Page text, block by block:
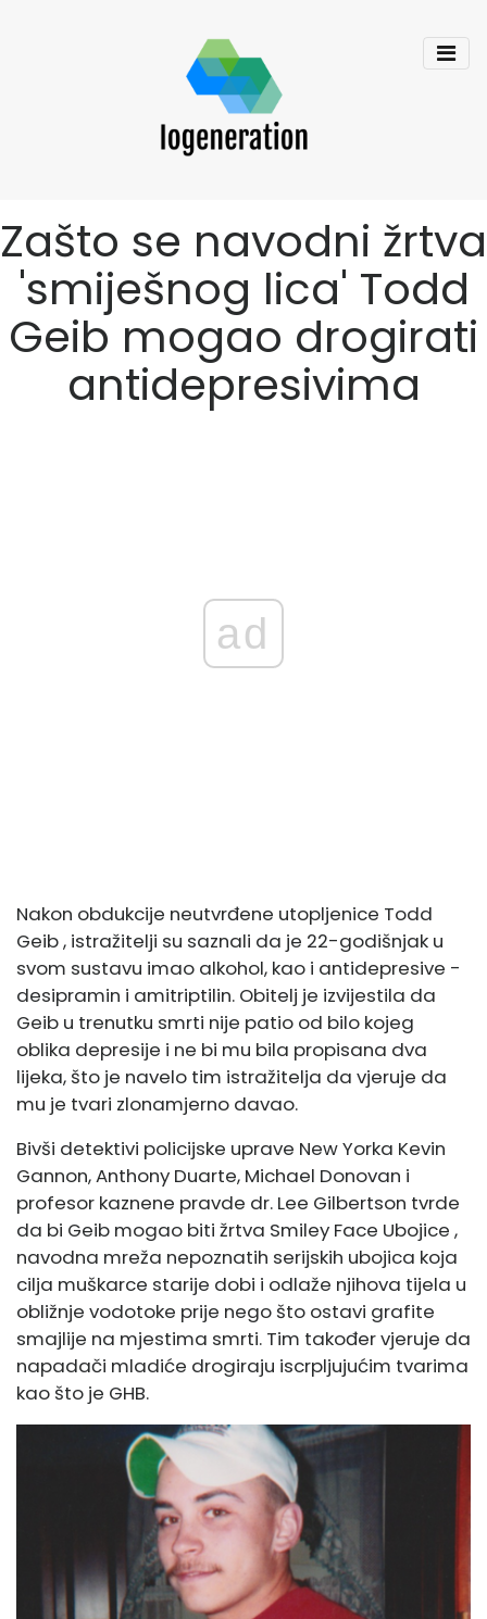
Zašto se navodni žrtva
'smiješnog lica' Todd
Geib mogao drogirati
antidepresivima
ad
Nakon obdukcije neutvrđene utopljenice Todd
Geib, istražitelji su saznali da je 22-godišnjak u
svom sustavu imao alkohol, kao i antidepresive -
desipramin i amitriptilin. Obitelj je izvijestila da
Geib u trenutku smrti nije patio od bilo kojeg
oblika depresije i ne bi mu bila propisana dva
lijeka, što je navelo tim istražitelja da vjeruje da
mu je tvari zlonamjerno davao.
Bivši detektivi policijske uprave New Yorka Kevin
Gannon, Anthony Duarte, Michael Donovan i
profesor kaznene pravde dr. Lee Gilbertson tvrde
da bi Geib mogao biti žrtva Smiley Face Ubojice ,
navodna mreža nepoznatih serijskih ubojica koja
cilja muškarce starije dobi i odlaže njihova tijela u
obližnje vodotoke prije nego što ostavi grafite
smajlije na mjestima smrti. Tim također vjeruje da
napadači mladiće drogiraju iscrpljujućim tvarima
kao što je GHB.